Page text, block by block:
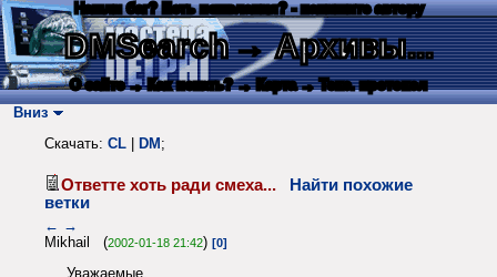
Нашли баг? Есть пожелания? - напишите автору
DMSearch→ Архивы...
О сайте → Как искать? → Карта → Текс. протокол
Вниз
Скачать: CL DM ;
Ответте хоть ради смеха...
Найти похожие
ветки
← →
Mikhail (2002-01-18 21:42) [0]
Уважаемые,